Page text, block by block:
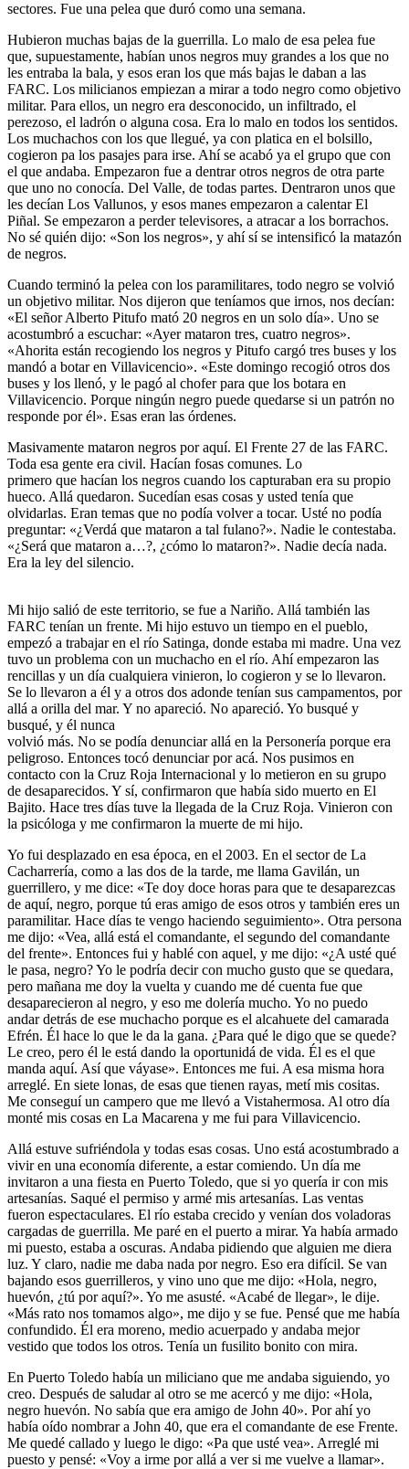
sectores. Fue una pelea que duró como una semana.
Hubieron muchas bajas de la guerrilla. Lo malo de esa pelea fue
que, supuestamente, habían unos negros muy grandes a los que no
les entraba la bala, y esos eran los que más bajas le daban a las
FARC. Los milicianos empiezan a mirar a todo negro como objetivo
militar. Para ellos, un negro era desconocido, un infiltrado, el
perezoso, el ladrón o alguna cosa. Era lo malo en todos los sentidos.
Los muchachos con los que llegué, ya con platica en el bolsillo,
cogieron pa los pasajes para irse. Ahí se acabó ya el grupo que con
el que andaba. Empezaron fue a dentrar otros negros de otra parte
que uno no conocía. Del Valle, de todas partes. Dentraron unos que
les decían Los Vallunos, y esos manes empezaron a calentar El
Piñal. Se empezaron a perder televisores, a atracar a los borrachos.
No sé quién dijo: «Son los negros», y ahí sí se intensificó la matazón
de negros.
Cuando terminó la pelea con los paramilitares, todo negro se volvió
un objetivo militar. Nos dijeron que teníamos que irnos, nos decían:
«El señor Alberto Pitufo mató 20 negros en un solo día». Uno se
acostumbró a escuchar: «Ayer mataron tres, cuatro negros».
«Ahorita están recogiendo los negros y Pitufo cargó tres buses y los
mandó a botar en Villavicencio». «Este domingo recogió otros dos
buses y los llenó, y le pagó al chofer para que los botara en
Villavicencio. Porque ningún negro puede quedarse si un patrón no
responde por él». Esas eran las órdenes.
Masivamente mataron negros por aquí. El Frente 27 de las FARC.
Toda esa gente era civil. Hacían fosas comunes. Lo
primero que hacían los negros cuando los capturaban era su propio
hueco. Allá quedaron. Sucedían esas cosas y usted tenía que
olvidarlas. Eran temas que no podía volver a tocar. Usté no podía
preguntar: «¿Verdá que mataron a tal fulano?». Nadie le contestaba.
«¿Será que mataron a…?, ¿cómo lo mataron?». Nadie decía nada.
Era la ley del silencio.
Mi hijo salió de este territorio, se fue a Nariño. Allá también las
FARC tenían un frente. Mi hijo estuvo un tiempo en el pueblo,
empezó a trabajar en el río Satinga, donde estaba mi madre. Una vez
tuvo un problema con un muchacho en el río. Ahí empezaron las
rencillas y un día cualquiera vinieron, lo cogieron y se lo llevaron.
Se lo llevaron a él y a otros dos adonde tenían sus campamentos, por
allá a orilla del mar. Y no apareció. No apareció. Yo busqué y
busqué, y él nunca
volvió más. No se podía denunciar allá en la Personería porque era
peligroso. Entonces tocó denunciar por acá. Nos pusimos en
contacto con la Cruz Roja Internacional y lo metieron en su grupo
de desaparecidos. Y sí, confirmaron que había sido muerto en El
Bajito. Hace tres días tuve la llegada de la Cruz Roja. Vinieron con
la psicóloga y me confirmaron la muerte de mi hijo.
Yo fui desplazado en esa época, en el 2003. En el sector de La
Cacharrería, como a las dos de la tarde, me llama Gavilán, un
guerrillero, y me dice: «Te doy doce horas para que te desaparezcas
de aquí, negro, porque tú eras amigo de esos otros y también eres un
paramilitar. Hace días te vengo haciendo seguimiento». Otra persona
me dijo: «Vea, allá está el comandante, el segundo del comandante
del frente». Entonces fui y hablé con aquel, y me dijo: «¿A usté qué
le pasa, negro? Yo le podría decir con mucho gusto que se quedara,
pero mañana me doy la vuelta y cuando me dé cuenta fue que
desaparecieron al negro, y eso me dolería mucho. Yo no puedo
andar detrás de ese muchacho porque es el alcahuete del camarada
Efrén. Él hace lo que le da la gana. ¿Para qué le digo que se quede?
Le creo, pero él le está dando la oportunidá de vida. Él es el que
manda aquí. Así que váyase». Entonces me fui. A esa misma hora
arreglé. En siete lonas, de esas que tienen rayas, metí mis cositas.
Me conseguí un campero que me llevó a Vistahermosa. Al otro día
monté mis cosas en La Macarena y me fui para Villavicencio.
Allá estuve sufriéndola y todas esas cosas. Uno está acostumbrado a
vivir en una economía diferente, a estar comiendo. Un día me
invitaron a una fiesta en Puerto Toledo, que si yo quería ir con mis
artesanías. Saqué el permiso y armé mis artesanías. Las ventas
fueron espectaculares. El río estaba crecido y venían dos voladoras
cargadas de guerrilla. Me paré en el puerto a mirar. Ya había armado
mi puesto, estaba a oscuras. Andaba pidiendo que alguien me diera
luz. Y claro, nadie me daba nada por negro. Eso era difícil. Se van
bajando esos guerrilleros, y vino uno que me dijo: «Hola, negro,
huevón, ¿tú por aquí?». Yo me asusté. «Acabé de llegar», le dije.
«Más rato nos tomamos algo», me dijo y se fue. Pensé que me había
confundido. Él era moreno, medio acuerpado y andaba mejor
vestido que todos los otros. Tenía un fusilito bonito con mira.
En Puerto Toledo había un miliciano que me andaba siguiendo, yo
creo. Después de saludar al otro se me acercó y me dijo: «Hola,
negro huevón. No sabía que era amigo de John 40». Por ahí yo
había oído nombrar a John 40, que era el comandante de ese Frente.
Me quedé callado y luego le digo: «Pa que usté vea». Arreglé mi
puesto y pensé: «Voy a irme por allá a ver si me vuelve a llamar».